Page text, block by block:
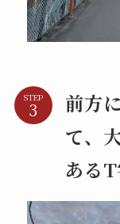
STEP
前方
て、
ある